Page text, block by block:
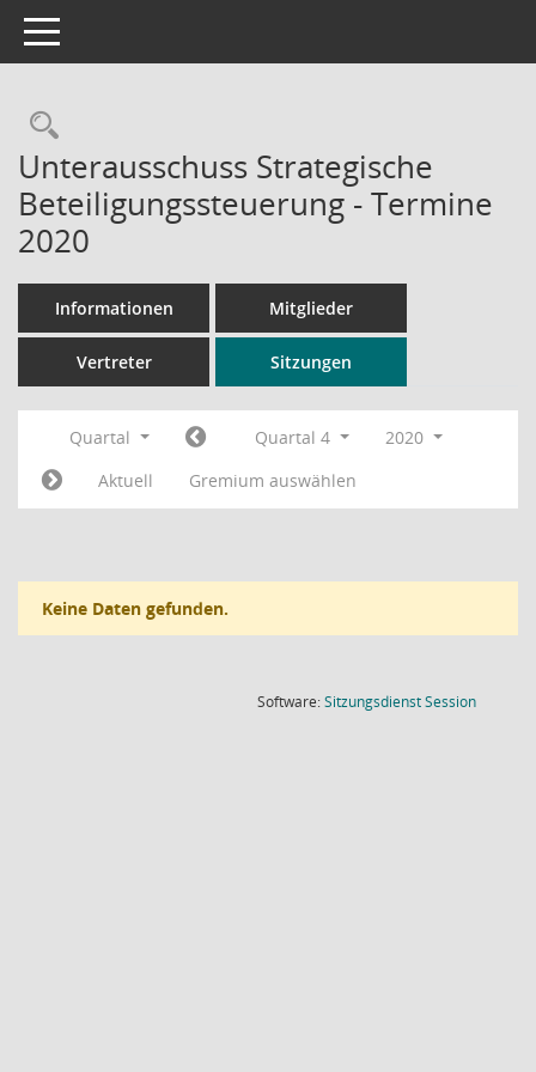
Toggle navigation
Rechercheauswahl
Unterausschuss Strategische
Beteiligungssteuerung - Termine
2020
Informationen Mitglieder
Vertreter Sitzungen
Quartal Quartal 4
2020
Aktuell
Gremium auswählen
Keine Daten gefunden.
Software:SitzungsdienstSession(Wird in